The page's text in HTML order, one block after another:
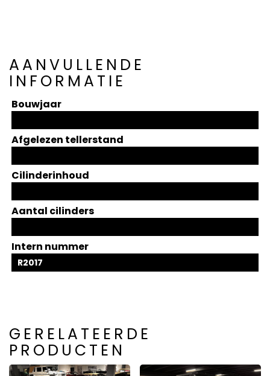
AANVULLENDE
INFORMATIE
Bouwjaar
Afgelezen tellerstand
Cilinderinhoud
Aantal cilinders
Intern nummer
R2017
GERELATEERDE
PRODUCTEN